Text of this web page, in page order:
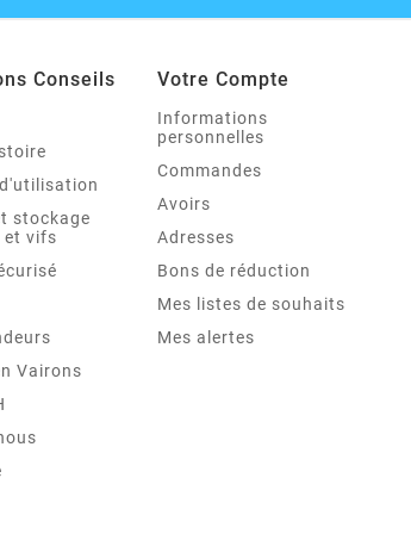
Conseils
stockage
et vifs
Vairons
Votre Compte
Informations
personnelles
Commandes
Avoirs
Adresses
Bons de réduction
Mes listes de souhaits
Mes alertes